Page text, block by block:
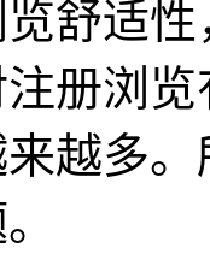
舒适
册浏
越多